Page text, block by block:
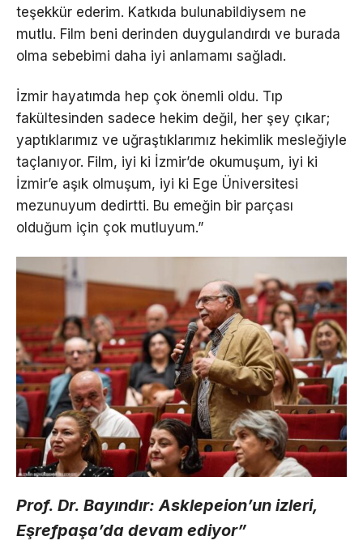
teşekkür ederim. Katkıda bulunabildiysem ne
mutlu. Film beni derinden duygulandırdı ve burada
olma sebebimi daha iyi anlamamı sağladı.
İzmir hayatımda hep çok önemli oldu. Tıp
fakültesinden sadece hekim değil, her şey çıkar;
yaptıklarımız ve uğraştıklarımız hekimlik mesleğiyle
taçlanıyor. Film, iyi ki İzmir’de okumuşum, iyi ki
İzmir’e aşık olmuşum, iyi ki Ege Üniversitesi
mezunuyum dedirtti. Bu emeğin bir parçası
olduğum için çok mutluyum.”
Prof. Dr. Bayındır: Asklepeion’un izleri,
Eşrefpaşa’da devam ediyor”